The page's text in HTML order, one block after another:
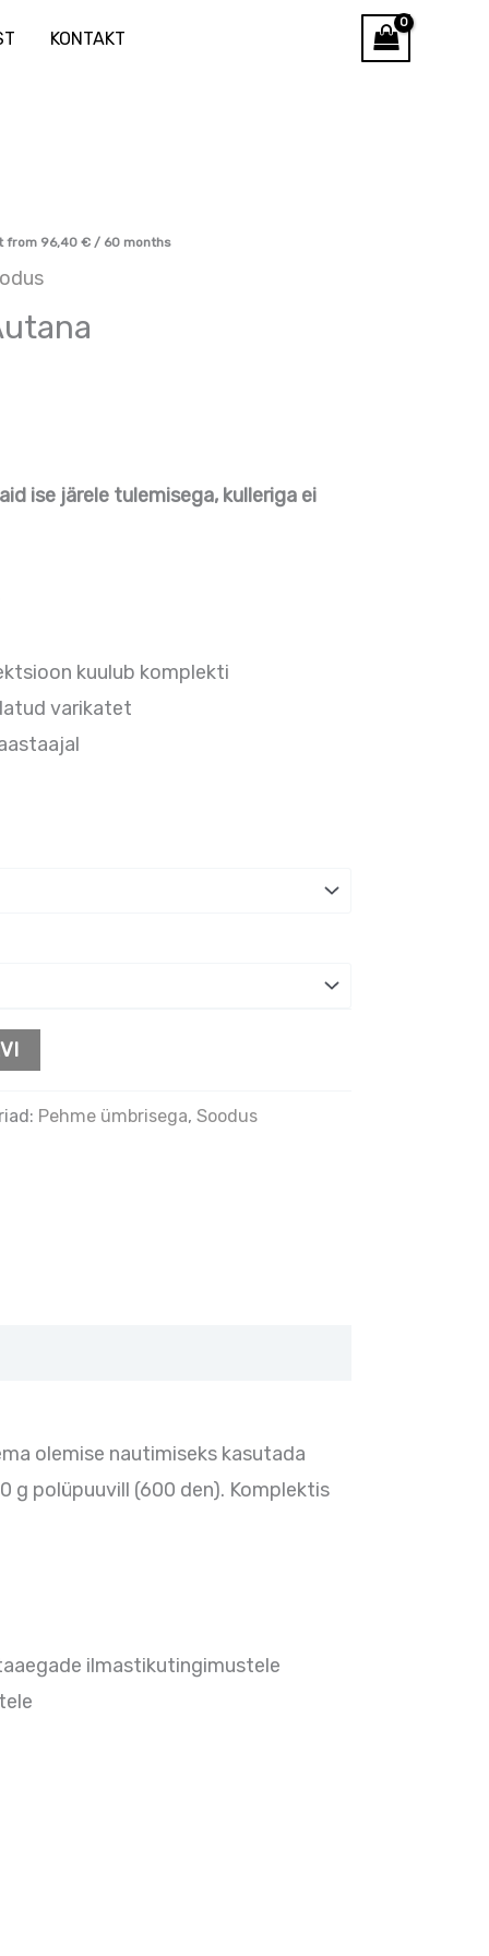
KONTAKT
from 96,40 €/ 60 months
ise järele tulemisega, kulleriga ei
kuulub komplekti
varikatet
Pehme ümbrisega, Soodus
olemise nautimiseks kasutada
polüpuuvill (600 den). Komplektis
ilmastikutingimustele